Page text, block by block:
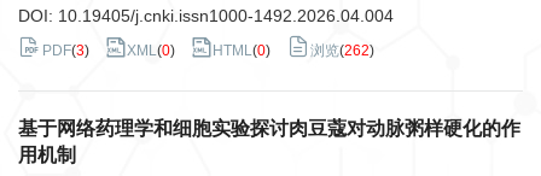
DOI: 10.19405/j.cnki.issn1000-1492.2026.04.004
PDF(3) XML(0) HTML(0) 浏览(262)
基于网络药理学和细胞实验探讨肉豆蔻对动脉粥样硬化的作
用机制